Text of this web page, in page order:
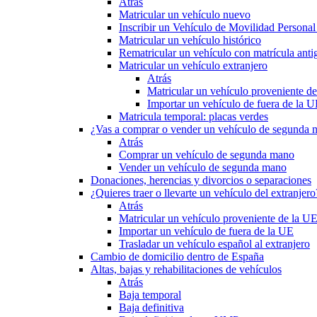
Matricular un vehículo nuevo
Inscribir un Vehículo de Movilidad
Matricular un vehículo histórico
Rematricular un vehículo con matrícula
Matricular un vehículo extranjero
Atrás
Matricular un vehículo proveniente
Importar un vehículo de fuera de la
Matricula temporal: placas verdes
¿Vas a comprar o vender un vehículo de segunda
Atrás
Comprar un vehículo de segunda mano
Vender un vehículo de segunda mano
Donaciones, herencias y divorcios o separaciones
¿Quieres traer o llevarte un vehículo del
Atrás
Matricular un vehículo proveniente de la UE
Importar un vehículo de fuera de la UE
Trasladar un vehículo español al extranjero
Cambio de domicilio dentro de España
Altas, bajas y rehabilitaciones de vehículos
Atrás
Baja temporal
Baja definitiva